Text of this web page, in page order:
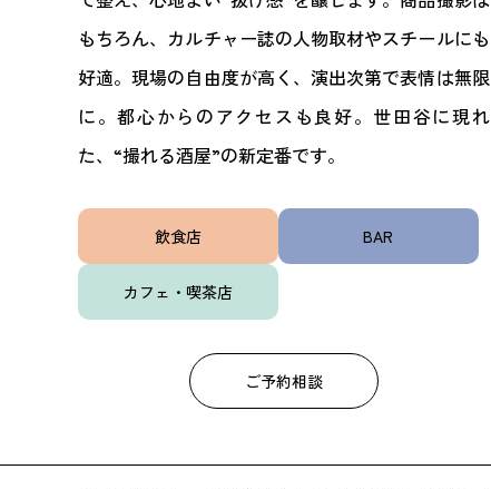
もちろん、カルチャー誌の人物取材やスチールにも
好適。現場の自由度が高く、演出次第で表情は無限
に。都心からのアクセスも良好。世田谷に現れ
た、“撮れる酒屋”の新定番です。
飲食店 BAR
カフェ・喫茶店
ご予約相談